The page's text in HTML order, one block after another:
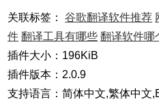
关联标签： 谷歌翻译软件推荐
件 翻译工具有哪些 翻译软件哪
插件大小：196KiB
插件版本：2.0.9
支持语言：简体中文,繁体中文